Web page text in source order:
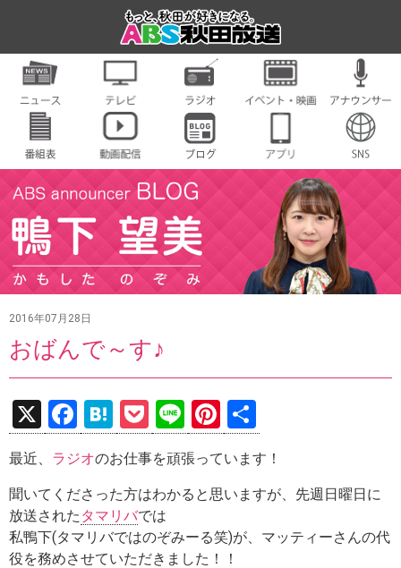
2016年07月28日
おばんで～す♪
X
F
a
ce
b
o
o
H
at
e
n
a
P
o
ck
et
Li
n
e
Pi
nt
er
es
t
有
最近、 ラジオのお仕事を頑張っています！
聞いてくださった方はわかると思いますが、先週日曜日に
放送された タマリバでは
私鴨下(タマリバではのぞみーる笑)が、マッティーさんの代
役を務めさせていただきました！！